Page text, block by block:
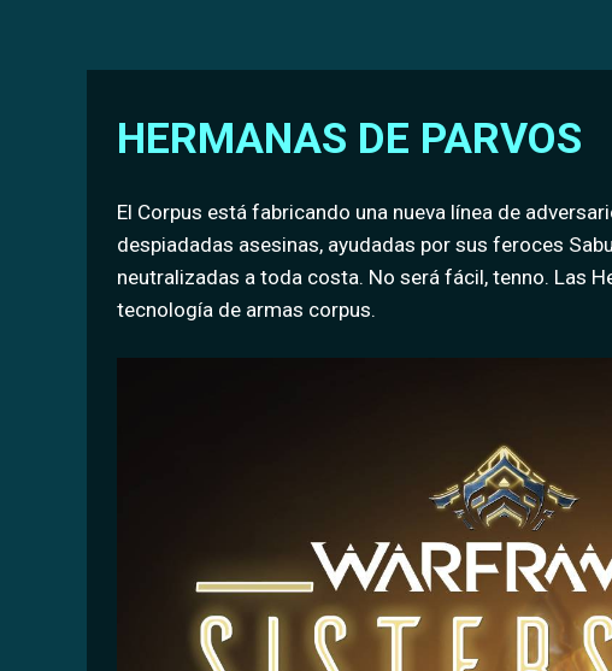
HERMANAS DE PARVOS
El Corpus está fabricando una nueva línea de
despiadadas asesinas, ayudadas por sus feroces
neutralizadas a toda costa. No será fácil, tenno. Las
tecnología de armas corpus.